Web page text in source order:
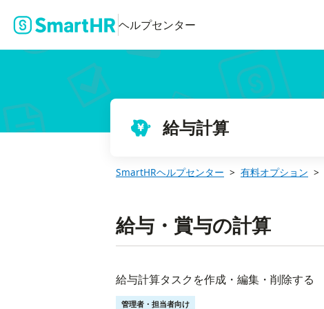
ヘルプセンター
給与計算
SmartHRヘルプセンター 有料オプション
給与・賞与の計算
給与計算タスクを作成・編集・削除する
管理者・担当者向け